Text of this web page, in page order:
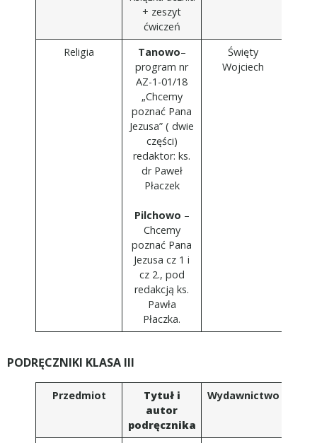
+ zeszyt
ćwiczeń
Religia Tanowo–
program nr
AZ-1-01/18
„Chcemy
poznać Pana
Jezusa” ( dwie
części)
redaktor: ks.
dr Paweł
Płaczek
Pilchowo –
Chcemy
poznać Pana
Jezusa cz 1 i
cz 2., pod
redakcją ks.
Pawła
Płaczka.
Święty
Wojciech
PODRĘCZNIKI KLASA III
Przedmiot
Tytuł i
autor
podręcznika
Wydawnictwo